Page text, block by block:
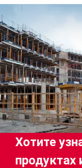
скучные лекции,
сравнивать
рискованная
стоимость
срок службы. Вот
успех проекта.
партнеров!
Хотите
продуктах